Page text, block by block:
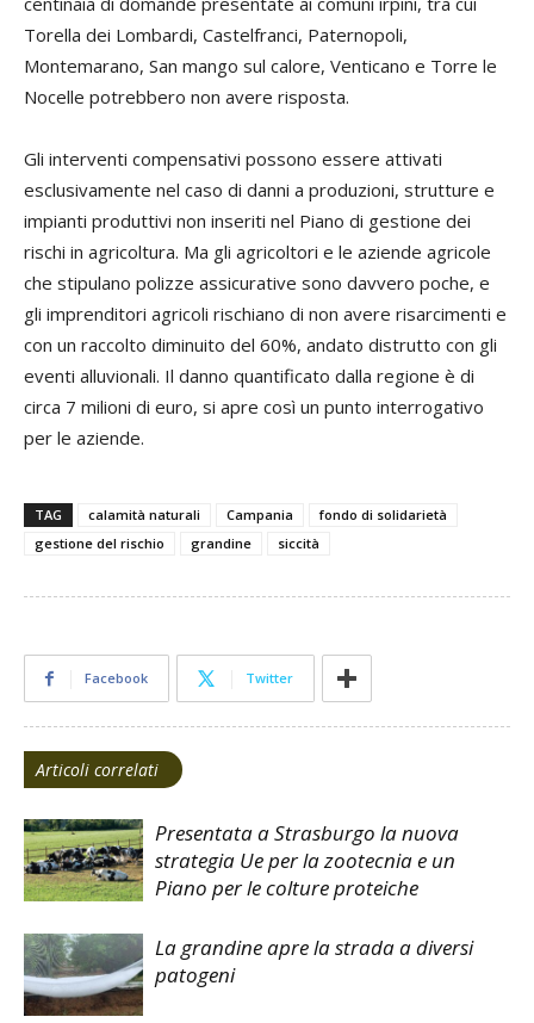
Torella dei Lombardi, Castelfranci, Paternopoli,
Montemarano, San mango sul calore, Venticano e Torre le
Nocelle potrebbero non avere risposta.
Gli interventi compensativi possono essere attivati
esclusivamente nel caso di danni a produzioni, strutture e
impianti produttivi non inseriti nel Piano di gestione dei
rischi in agricoltura. Ma gli agricoltori e le aziende agricole
che stipulano polizze assicurative sono davvero poche, e
gli imprenditori agricoli rischiano di non avere risarcimenti e
con un raccolto diminuito del 60%, andato distrutto con gli
eventi alluvionali. Il danno quantificato dalla regione è di
circa 7 milioni di euro, si apre così un punto interrogativo
per le aziende.
TAG calamità naturali Campania
fondo di solidarietà
gestione del rischio
grandine siccità
Facebook Twitter
Articoli correlati
Presentata a Strasburgo la nuova
strategia Ue per la zootecnia e un
Piano per le colture proteiche
La grandine apre la strada a diversi
patogeni